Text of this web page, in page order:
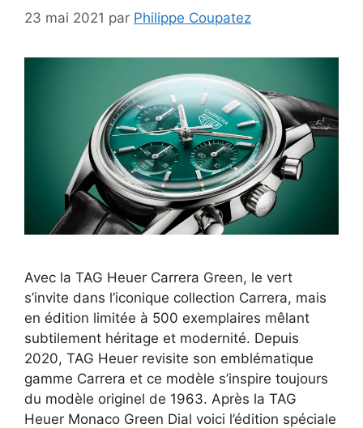
23 mai 2021 par Philippe Coupatez
Avec la TAG Heuer Carrera Green, le vert
s’invite dans l’iconique collection Carrera, mais
en édition limitée à 500 exemplaires mêlant
subtilement héritage et modernité. Depuis
2020, TAG Heuer revisite son emblématique
gamme Carrera et ce modèle s’inspire toujours
du modèle originel de 1963. Après la TAG
Heuer Monaco Green Dial voici l’édition spéciale